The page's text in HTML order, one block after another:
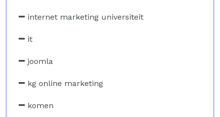
internet marketing universiteit
it
joomla
kg online marketing
komen